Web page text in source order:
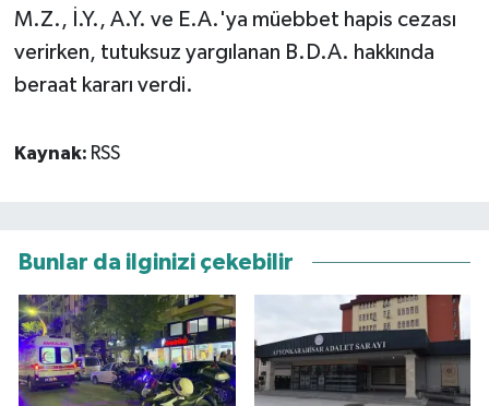
M.Z., İ.Y., A.Y. ve E.A.'ya müebbet hapis cezası
verirken, tutuksuz yargılanan B.D.A. hakkında
beraat kararı verdi.
Kaynak: RSS
Bunlar da ilginizi çekebilir